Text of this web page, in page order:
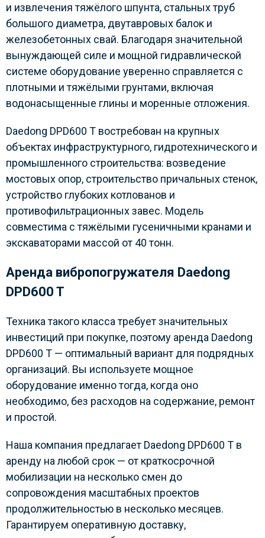
и извлечения тяжёлого шпунта, стальных труб
большого диаметра, двутавровых балок и
железобетонных свай. Благодаря значительной
вынуждающей силе и мощной гидравлической
системе оборудование уверенно справляется с
плотными и тяжёлыми грунтами, включая
водонасыщенные глины и моренные отложения.
Daedong DPD600 T востребован на крупных
объектах инфраструктурного, гидротехнического и
промышленного строительства: возведение
мостовых опор, строительство причальных стенок,
устройство глубоких котлованов и
противофильтрационных завес. Модель
совместима с тяжёлыми гусеничными кранами и
экскаваторами массой от 40 тонн.
Аренда вибропогружателя Daedong
DPD600 T
Техника такого класса требует значительных
инвестиций при покупке, поэтому аренда Daedong
DPD600 T — оптимальный вариант для подрядных
организаций. Вы используете мощное
оборудование именно тогда, когда оно
необходимо, без расходов на содержание, ремонт
и простой.
Наша компания предлагает Daedong DPD600 T в
аренду на любой срок — от краткосрочной
мобилизации на несколько смен до
сопровождения масштабных проектов
продолжительностью в несколько месяцев.
Гарантируем оперативную доставку,